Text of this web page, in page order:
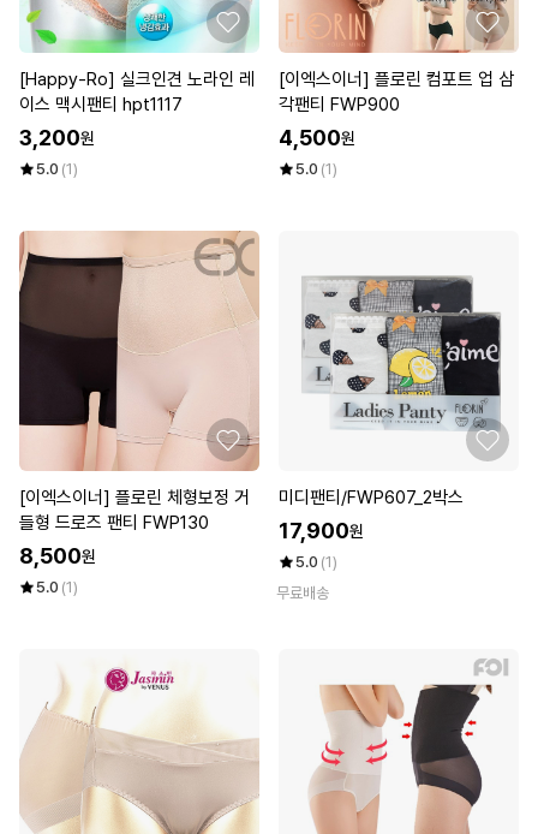
[Happy-Ro] 실크인견 노라인 레
이스 맥시팬티 hpt1117
3,200원
5.0 (1)
[이엑스이너] 플로린 컴포트 업 삼
각팬티 FWP900
4,500원
5.0 (1)
[이엑스이너] 플로린 체형보정 거
들형 드로즈 팬티 FWP130
8,500원
5.0 (1)
미디팬티/FWP607_2박스
17,900원
5.0 (1)
무료배송